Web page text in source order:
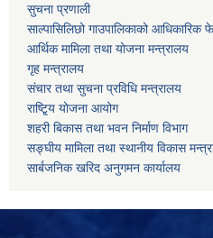
सुचना प्रणाली
साल्पासिलिछो गाउपालिकाको
आर्थिक मामिला तथा योजना मन्त्रालय
गृह मन्त्रालय
संचार तथा सुचना प्रविधि मन्त्रालय
राष्टि्ृय योजना आयोग
शहरी बिकास तथा भवन निर्माण विभाग
सङ्घीय मामिला तथा स्थानीय विकास
सार्बजनिक खरिद अनुगमन कार्यालय